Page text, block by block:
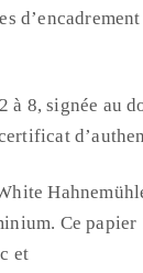
à 8, signée au
Ce papier
et